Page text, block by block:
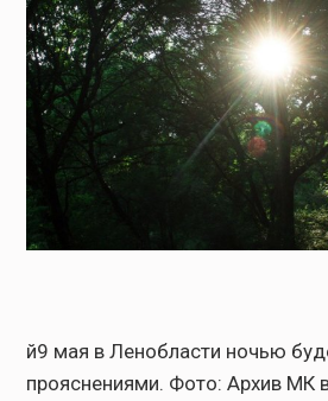
й9 мая в Ленобласти ночью
прояснениями. Фото: Архив МК